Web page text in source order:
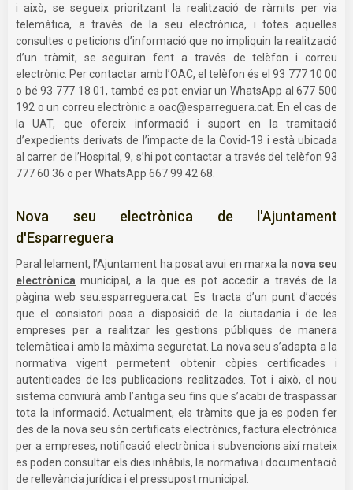
i això, se segueix prioritzant la realització de ràmits per via
telemàtica, a través de la seu electrònica, i totes aquelles
consultes o peticions d’informació que no impliquin la realització
d’un tràmit, se seguiran fent a través de telèfon i correu
electrònic. Per contactar amb l’OAC, el telèfon és el 93 777 10 00
o bé 93 777 18 01, també es pot enviar un WhatsApp al 677 500
192 o un correu electrònic a oac@esparreguera.cat. En el cas de
la UAT, que ofereix informació i suport en la tramitació
d’expedients derivats de l’impacte de la Covid-19 i està ubicada
al carrer de l’Hospital, 9, s’hi pot contactar a través del telèfon 93
777 60 36 o per WhatsApp 667 99 42 68.
Nova seu electrònica de l'Ajuntament
d'Esparreguera
Paral·lelament, l’Ajuntament ha posat avui en marxa la nova seu
electrònica municipal, a la que es pot accedir a través de la
pàgina web seu.esparreguera.cat. Es tracta d’un punt d’accés
que el consistori posa a disposició de la ciutadania i de les
empreses per a realitzar les gestions públiques de manera
telemàtica i amb la màxima seguretat. La nova seu s’adapta a la
normativa vigent permetent obtenir còpies certificades i
autenticades de les publicacions realitzades. Tot i això, el nou
sistema conviurà amb l’antiga seu fins que s’acabi de traspassar
tota la informació. Actualment, els tràmits que ja es poden fer
des de la nova seu són certificats electrònics, factura electrònica
per a empreses, notificació electrònica i subvencions així mateix
es poden consultar els dies inhàbils, la normativa i documentació
de rellevància jurídica i el pressupost municipal.